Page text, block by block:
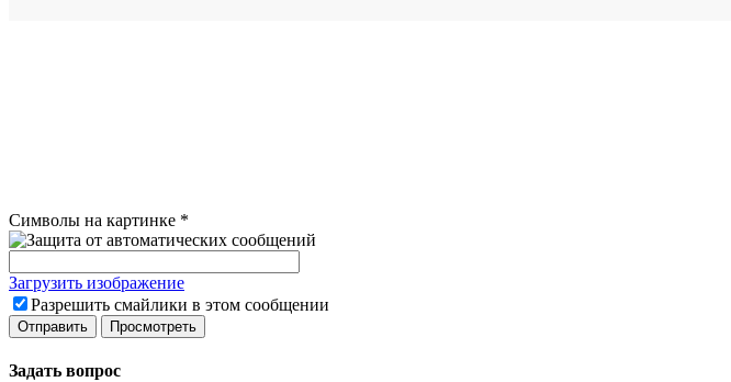
Символы на картинке *
Загрузить изображение
Разрешить смайлики в этом сообщении
Задать вопрос